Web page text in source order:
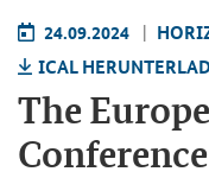
24.09.2024
ICAL
The